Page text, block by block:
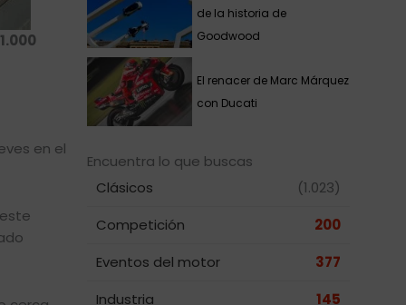
en el
de la historia de
Goodwood
El renacer de Marc Márquez
con Ducati
Encuentra lo que buscas
Clásicos
(1.023)
Competición
200
Eventos del motor
377
Industria
145